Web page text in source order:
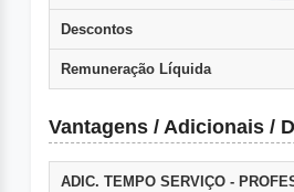
Descontos
Remuneração Líquida
Vantagens / Adicionais /
ADIC. TEMPO SERVIÇO -